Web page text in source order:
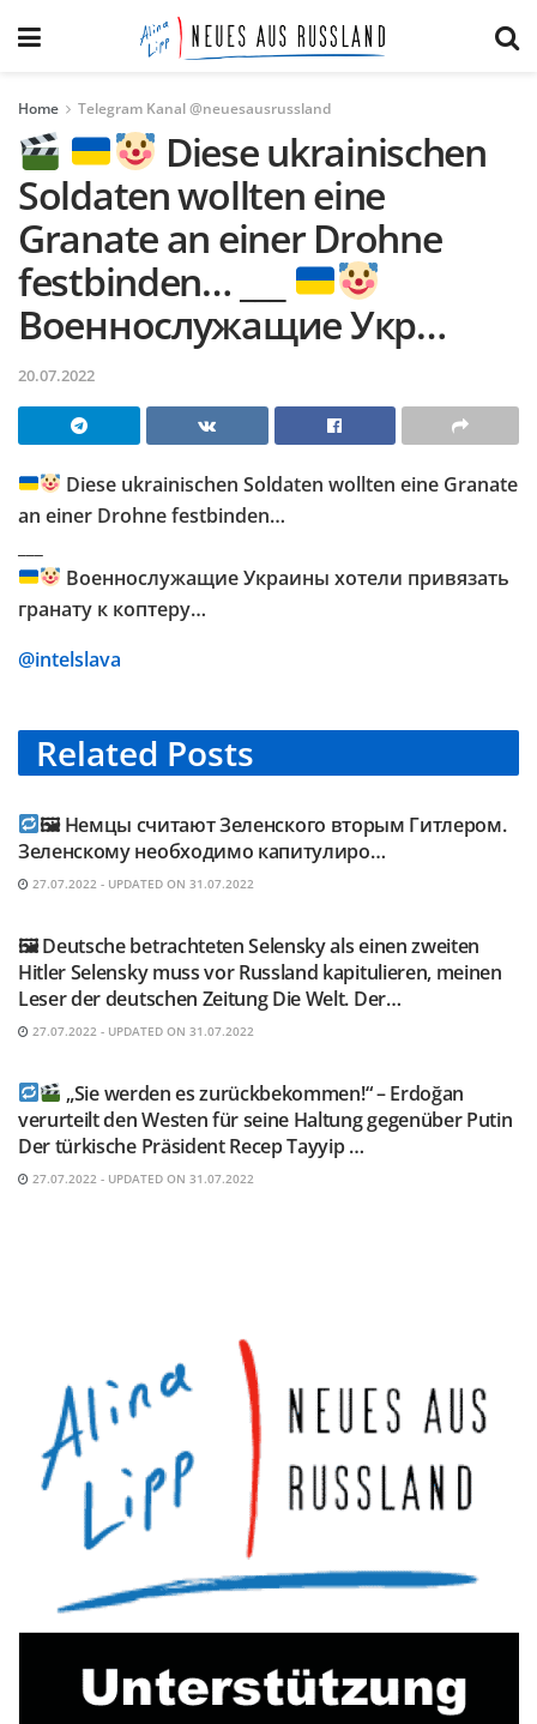
Home Telegram Kanal @neuesausrussland
Diese ukrainischen
Soldaten wollten eine
Granate an einer Drohne
festbinden… ___
Военнослужащие Укр…
20.07.2022
Diese ukrainischen Soldaten wollten eine Granate
an einer Drohne festbinden…
Военнослужащие Украины хотели привязать
гранату к коптеру…
@intelslava
Related Posts
TELEGRAM KANAL @NEUESAUSRUSSLAND
🖼 Немцы считают Зеленского вторым Гитлером.
Зеленскому необходимо капитулиро…
27.07.2022 - UPDATED ON 31.07.2022
🖼 Deutsche betrachteten Selensky als einen zweiten
Hitler Selensky muss vor Russland kapitulieren, meinen
Leser der deutschen Zeitung Die Welt. Der…
27.07.2022 - UPDATED ON 31.07.2022
„Sie werden es zurückbekommen!“ – Erdoğan
verurteilt den Westen für seine Haltung gegenüber Putin
Der türkische Präsident Recep Tayyip …
27.07.2022 - UPDATED ON 31.07.2022